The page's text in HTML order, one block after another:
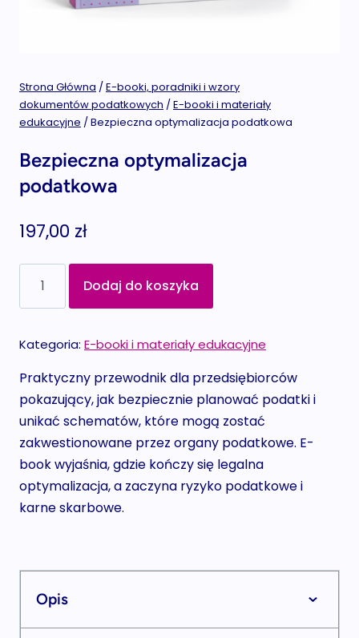
Strona Główna /E-booki, poradniki i wzory
dokumentów podatkowych /E-booki i materiały
edukacyjne /Bezpieczna optymalizacja podatkowa
Bezpieczna optymalizacja
podatkowa
197,00 zł
Bezpieczna
podatkowa
Dodaj do koszyka
Kategoria: E-booki i materiały edukacyjne
Praktyczny przewodnik dla przedsiębiorców
pokazujący, jak bezpiecznie planować podatki i
unikać schematów, które mogą zostać
zakwestionowane przez organy podatkowe. E-
book wyjaśnia, gdzie kończy się legalna
optymalizacja, a zaczyna ryzyko podatkowe i
karne skarbowe.
Opis